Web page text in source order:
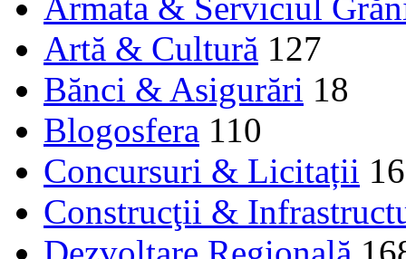
Armata & Serviciul
Artă & Cultură 127
Bănci & Asigurări 18
Blogosfera 110
Concursuri & Licitații 16
Construcţii &